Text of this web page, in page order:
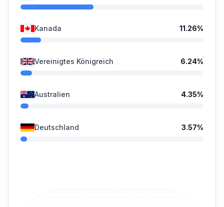
Kanada 11.26%
Vereinigtes Königreich 6.24%
Australien 4.35%
Deutschland 3.57%